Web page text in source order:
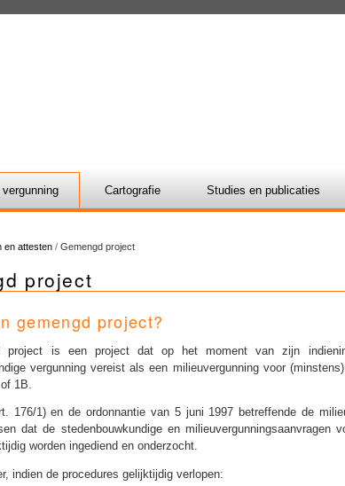
Cartografie Studies en publicaties
en attesten / Gemengd project
project
gemengd project?
project is een project dat op het moment van zijn
vergunning vereist als een milieuvergunning voor
1B.
176/1) en de ordonnantie van 5 juni 1997 betreffende de
dat de stedenbouwkundige en milieuvergunningsaanvragen
worden ingediend en onderzocht.
indien de procedures gelijktijdig verlopen: